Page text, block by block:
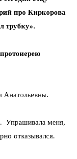
про Киркорова
трубку».
Анатольевны.
Упрашивала меня,
отказывался.